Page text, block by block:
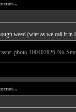
weed (wiet as we call it